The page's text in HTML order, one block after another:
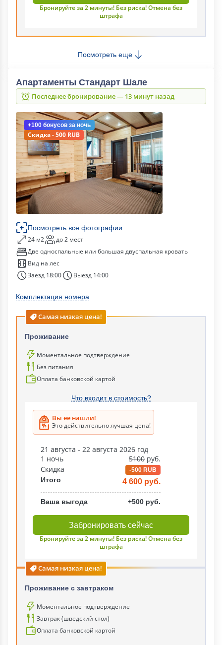
Бронируйте за 2 минуты! Без риска! Отмена без
штрафа
Посмотреть еще
Апартаменты Стандарт Шале
Последнее бронирование — 13 минут назад
+100 бонусов за ночь
Скидка - 500 RUB
Посмотреть все фотографии
24 м2
до 2 мест
Две односпальные или большая двуспальная кровать
Вид на лес
Заезд 18:00
Выезд 14:00
Комплектация номера
Самая низкая цена!
Проживание
Моментальное подтверждение
Без питания
Оплата банковской картой
Что входит в стоимость?
Вы ее нашли!
Это действительно лучшая цена!
21 августа - 22 августа 2026 год
1 ночь
5100 руб.
Скидка
-500 RUB
Итого 4 600 руб.
Ваша выгода +500 руб.
Забронировать сейчас
Бронируйте за 2 минуты! Без риска! Отмена без
штрафа
Самая низкая цена!
Проживание с завтраком
Моментальное подтверждение
Завтрак (шведский стол)
Оплата банковской картой